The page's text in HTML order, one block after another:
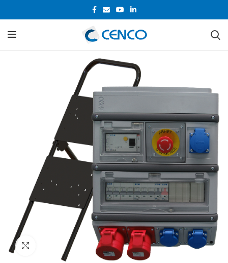
Cliquez pour agrandir